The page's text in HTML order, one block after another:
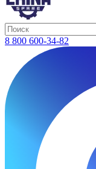
8 800 600-34-82